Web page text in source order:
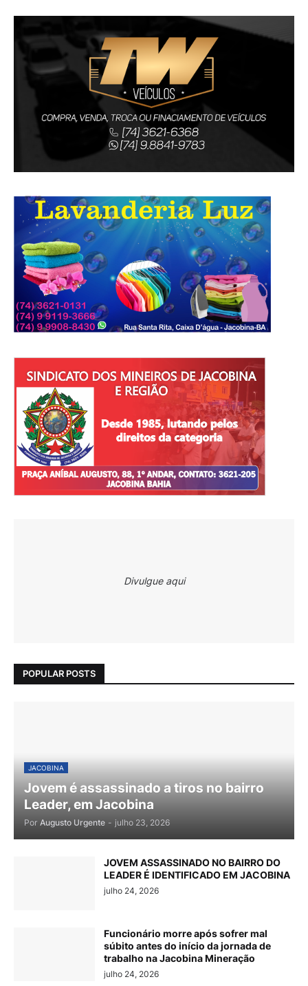
Divulgue aqui
POPULAR POSTS
JACOBINA
Jovem é assassinado a tiros no bairro
Leader, em Jacobina
Por Augusto Urgente - julho 23, 2026
JOVEM ASSASSINADO NO BAIRRO DO
LEADER É IDENTIFICADO EM JACOBINA
julho 24, 2026
Funcionário morre após sofrer mal
súbito antes do início da jornada de
trabalho na Jacobina Mineração
julho 24, 2026